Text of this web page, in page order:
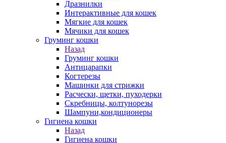
Дразнилки
Интерактивные для кошек
Мягкие для кошек
Мячики для кошек
Груминг кошки
Назад
Груминг кошки
Антицарапки
Когтерезы
Машинки для стрижки
Расчески, щетки, пуходерки
Скребницы, колтунорезы
Шампуни,кондиционеры
Гигиена кошки
Назад
Гигиена кошки